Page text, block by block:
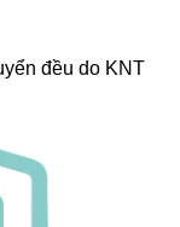
đều do KNT